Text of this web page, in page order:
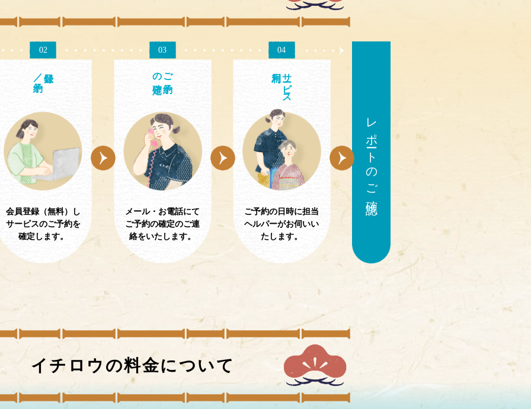
02
／予約
会員登録（無料）し
サービスのご予約を
確定します。
03
ご予約
の確定
メール・お電話にて
ご予約の確定のご連
絡をいたします。
04
サ
ビス
ご予約の日時に担当
ヘルパーがお伺いい
たします。
レポートのご確認
イチロウの料金について